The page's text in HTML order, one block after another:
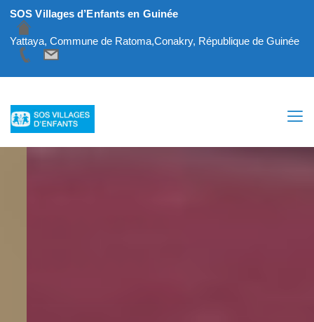
SOS Villages d’Enfants en Guinée
Yattaya, Commune de Ratoma,Conakry, République de Guinée